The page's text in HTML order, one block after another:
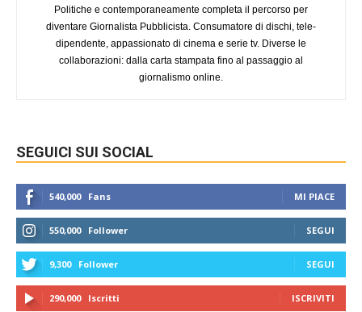
Politiche e contemporaneamente completa il percorso per
diventare Giornalista Pubblicista. Consumatore di dischi, tele-
dipendente, appassionato di cinema e serie tv. Diverse le
collaborazioni: dalla carta stampata fino al passaggio al
giornalismo online.
SEGUICI SUI SOCIAL
540,000 Fans MI PIACE
550,000 Follower SEGUI
9,300 Follower SEGUI
290,000 Iscritti ISCRIVITI